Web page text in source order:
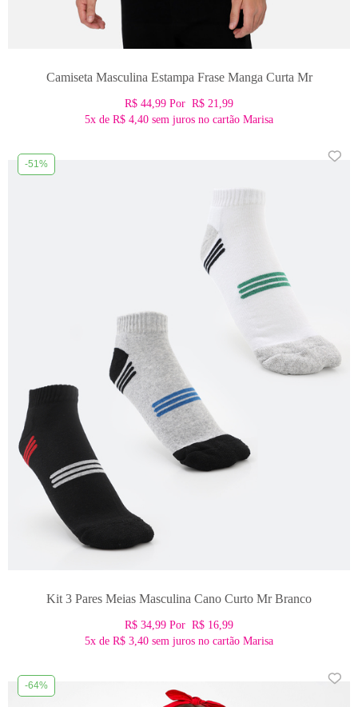
Camiseta Masculina Estampa Frase Manga Curta Mr
R$ 44,99 Por R$ 21,99
5x de R$ 4,40 sem juros no cartão Marisa
-51%
Kit 3 Pares Meias Masculina Cano Curto Mr Branco
R$ 34,99 Por R$ 16,99
5x de R$ 3,40 sem juros no cartão Marisa
-64%